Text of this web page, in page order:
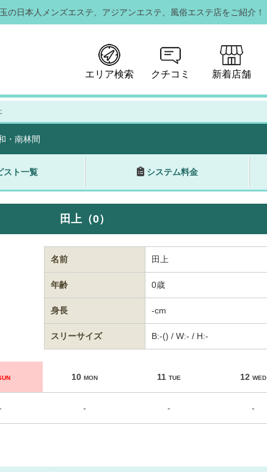
の日本人メンズエステ、 アジアンエステ、風俗エステ店をご紹介！
エリア検索 クチコミ 新着店舗
・南林間
ト一覧 システム料金
田上（0）
名前 田上
年齢 0歳
身長 -cm
スリーサイズ B:-() / W:- / H:-
10MON 11TUE 12WED
- - -